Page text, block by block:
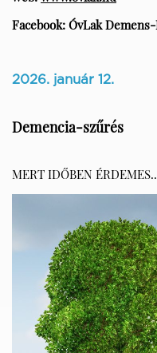
Facebook: ÓvLak
2026. január 12.
Demencia-szűrés
MERT IDŐBEN